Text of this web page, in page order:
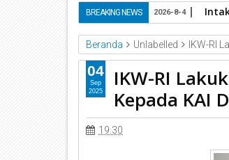
BREAKING NEWS 2026-8-4
Beranda Unlabelled IKW-RI
IKW-RI
Kepada KAI
19.30
04
Sep
2025